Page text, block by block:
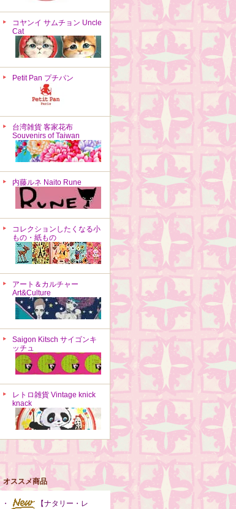
コヤンイ サムチョン Uncle
Cat
Petit Pan プチパン
台湾雑貨 客家花布
Souvenirs of Taiwan
内藤ルネ Naito Rune
コレクションしたくなる小
もの・紙もの
アート＆カルチャー
Art&Culture
Saigon Kitsch サイゴンキ
ッチュ
レトロ雑貨 Vintage knick
knack
オススメ商品
・
【ナタリー・レ